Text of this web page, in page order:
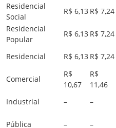
Residencial
Social
R$ 6,13 R$ 7,24
Residencial
Popular
R$ 6,13 R$ 7,24
Residencial
R$ 6,13 R$ 7,24
Comercial
R$
10,67
R$
11,46
Industrial
– –
Pública
– –